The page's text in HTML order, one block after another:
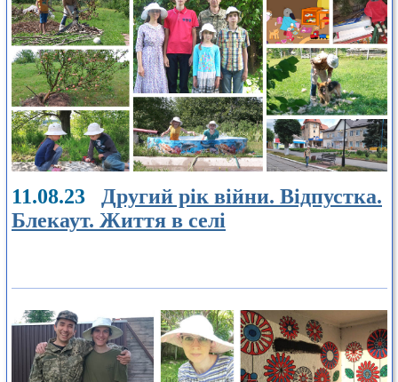
11.08.23 Другий рік війни. Відпустка.
Блекаут. Життя в селі